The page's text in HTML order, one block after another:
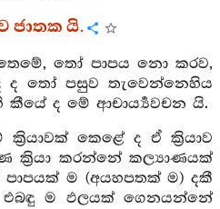
ජාතක යි.
තෙමේ, තෝ පාපය නො කරව,
ද තෝ පසුව තැවෙන්නෙහිය
ද මේ ආචාර්‍ය්‍යවචන යි.
කෙළේ ද ඒ ක්‍රියාව
ක්‍රියා කරන්නේ කල්‍යාණයක්
පාපයක් ම (අයහපතක් ම) දකී
එබඳු ම ඵලයක් ගෙනයන්නේ